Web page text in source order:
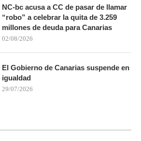
NC-bc acusa a CC de pasar de llamar
“robo” a celebrar la quita de 3.259
millones de deuda para Canarias
02/08/2026
El Gobierno de Canarias suspende en
igualdad
29/07/2026